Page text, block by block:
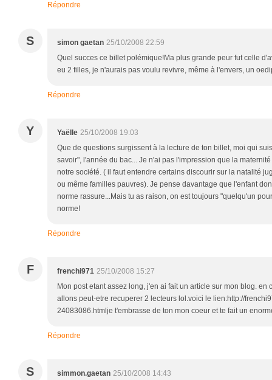
Répondre
S simon gaetan 25/10/2008 22:59
Quel succes ce billet polémique!Ma plus grande peur fut celle
eu 2 filles, je n'aurais pas voulu revivre, même à l'envers, un
Répondre
Y Yaëlle 25/10/2008 19:03
Que de questions surgissent à la lecture de ton billet, moi qui
savoir", l'année du bac... Je n'ai pas l'impression que la
notre société. ( il faut entendre certains discourir sur la natalité
ou même familles pauvres). Je pense davantage que l'enfant
norme rassure...Mais tu as raison, on est toujours "quelqu'un
norme!
Répondre
F frenchi971 25/10/2008 15:27
Mon post etant assez long, j'en ai fait un article sur mon blog. en
allons peut-etre recuperer 2 lecteurs lol.voici le lien:http://
24083086.htmlje t'embrasse de ton mon coeur et te fait un
Répondre
S simmon.gaetan 25/10/2008 14:43